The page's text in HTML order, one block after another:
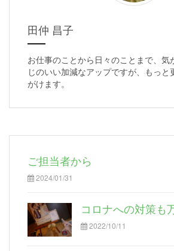
田仲 昌子
お仕事のことから日々のことまで、気
じのいい加減なアップですが、もっと
がけます。
ご担当者から
2024/01/31
コロナへの対策も
2022/10/11